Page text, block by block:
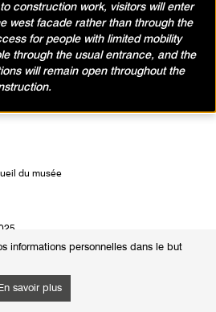
informations personnelles dans le but
En savoir plus
du musée
de 11h00 à 12h30
se demandant avec quoi elles ont été
d’art moderne, les enfants partent à
construction work, visitors will enter
west facade rather than through the
for people with limited mobility
through the usual entrance, and the
will remain open throughout the